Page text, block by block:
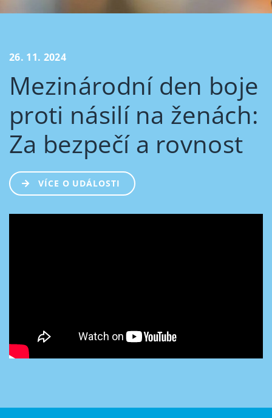
26. 11. 2024
Mezinárodní den boje
proti násilí na ženách:
Za bezpečí a rovnost
VÍCE O UDÁLOSTI